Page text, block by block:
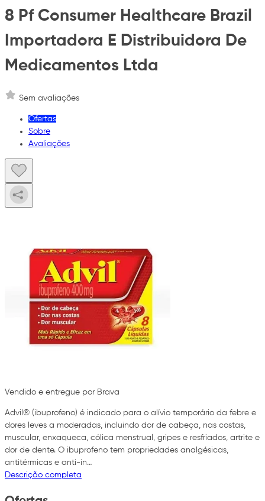
8 Pf Consumer Healthcare Brazil
Importadora E Distribuidora De
Medicamentos Ltda
Sem avaliações
Ofertas
Sobre
Avaliações
Vendido e entregue por Brava
Advil® (ibuprofeno) é indicado para o alívio temporário da febre e
dores leves a moderadas, incluindo dor de cabeça, nas costas,
muscular, enxaqueca, cólica menstrual, gripes e resfriados, artrite e
dor de dente. O ibuprofeno tem propriedades analgésicas,
antitérmicas e anti-in…
Descrição completa